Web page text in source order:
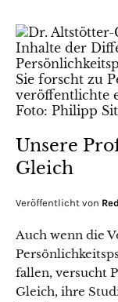
Unsere
Gleich
Veröffentlicht von
Auch wenn die
fallen, versucht
Gleich, ihre